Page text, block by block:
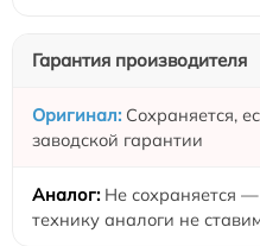
Гарантия производителя
Сохраняется,
заводской гарантии
Не сохраняется
технику аналоги не